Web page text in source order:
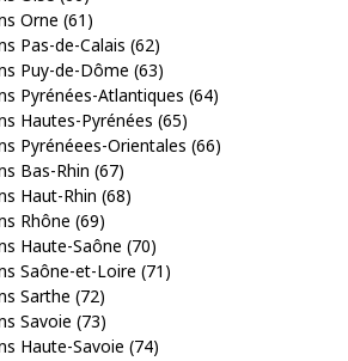
Orne (61)
Pas-de-Calais (62)
Puy-de-Dôme (63)
Pyrénées-Atlantiques (64)
Hautes-Pyrénées (65)
Pyrénéees-Orientales (66)
Bas-Rhin (67)
Haut-Rhin (68)
Rhône (69)
Haute-Saône (70)
Saône-et-Loire (71)
Sarthe (72)
Savoie (73)
Haute-Savoie (74)